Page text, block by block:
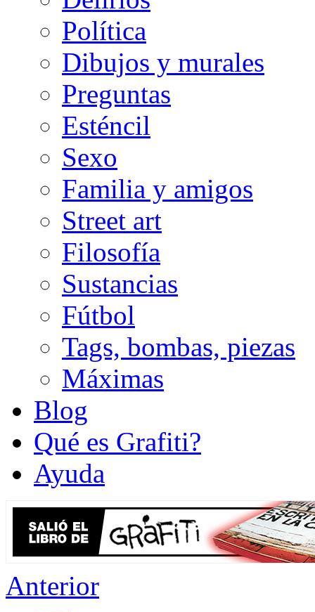
Política
Dibujos y murales
Preguntas
Esténcil
Sexo
Familia y amigos
Street art
Filosofía
Sustancias
Fútbol
Tags, bombas, piezas
Máximas
Blog
Qué es Grafiti?
Ayuda
Anterior